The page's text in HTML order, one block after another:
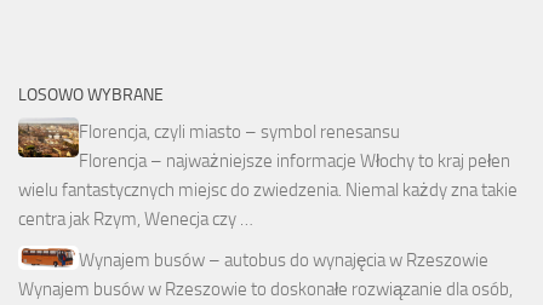
LOSOWO WYBRANE
Florencja, czyli miasto – symbol renesansu
Florencja – najważniejsze informacje Włochy to kraj pełen
wielu fantastycznych miejsc do zwiedzenia. Niemal każdy zna takie
centra jak Rzym, Wenecja czy …
Wynajem busów – autobus do wynajęcia w Rzeszowie
Wynajem busów w Rzeszowie to doskonałe rozwiązanie dla osób,